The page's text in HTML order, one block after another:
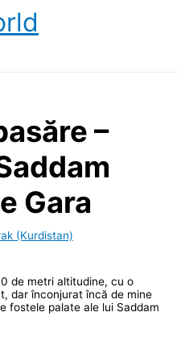
–
Gara
(Kurdistan)
de metri altitudine, cu o
dar înconjurat încă de mine
fostele palate ale lui Saddam